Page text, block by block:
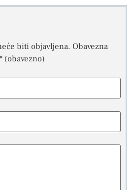
biti objavljena. Obavezna
* (obavezno)